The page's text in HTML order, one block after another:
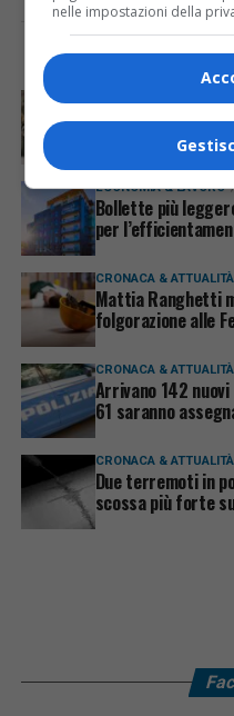
I PIÙ VISTI
Acqua da usare
le frazioni sotto
ECONOMIA & LAVORO
Bollette più
per
CRONACA & ATTUALITÀ
Mattia Ranghetti
folgorazione alle
CRONACA & ATTUALITÀ
Arrivano 142
61 saranno
CRONACA & ATTUALITÀ
Due terremoti in
scossa più forte
nelle impostazioni della